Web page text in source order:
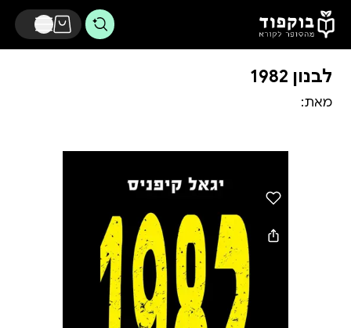
דלג לתוכן הראשי
לבנון 1982
מאת: